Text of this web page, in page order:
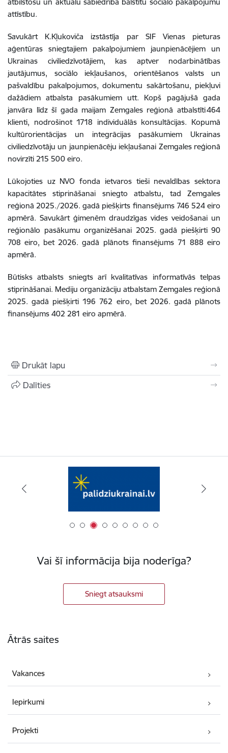
attīstību.
Savukārt K.Kļukoviča izstāstīja par SIF Vienas pieturas
aģentūras sniegtajiem pakalpojumiem jaunpienācējiem un
Ukrainas civiliedzīvotājiem, kas aptver nodarbinātības
jautājumus,
sociālo iekļaušanos, orientēšanos valsts un
pašvaldību pakalpojumos, dokumentu sakārtošanu, piekļuvi
dažādiem atbalsta pasākumiem utt. Kopš pagājušā gada
janvāra līdz šī gada maijam Zemgales reģionā atbalstīti 464
klienti, nodrošinot 1718 individuālās konsultācijas.​ Kopumā
kultūrorientācijas un integrācijas pasākumiem Ukrainas
civiliedzīvotāju un jaunpienācēju iekļaušanai Zemgales reģionā
novirzīti 215 500 eiro.
Lūkojoties uz NVO fonda ietvaros tieši nevaldības sektora
kapacitātes stiprināšanai sniegto atbalstu, tad Zemgales
reģionā 2025./2026. gadā piešķirts finansējums 746 524 eiro
apmērā. Savukārt ģimenēm draudzīgas vides veidošanai un
reģionālo pasākumu organizēšanai 2025. gadā piešķirti 90
708 eiro, bet 2026. gadā plānots finansējums 71 888 eiro
apmērā.
Būtisks atbalsts sniegts arī kvalitatīvas informatīvās telpas
stiprināšanai. Mediju organizāciju atbalstam Zemgales reģionā
2025. gadā piešķirti 196 762 eiro, bet 2026. gadā plānots
finansējums 402 281 eiro apmērā.
Drukāt lapu
Dalīties
Vai šī informācija bija noderīga?
Sniegt atsauksmi
Ātrās saites
Vakances
Iepirkumi
Projekti